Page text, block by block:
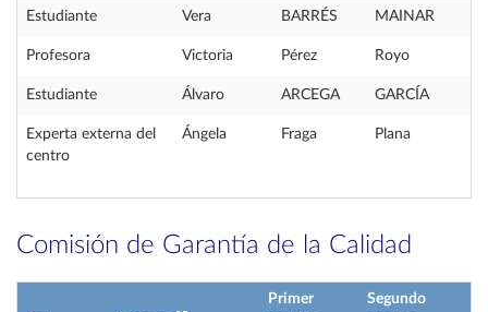
Estudiante Vera BARRÉS MAINAR
Profesora Victoria Pérez Royo
Estudiante Álvaro ARCEGA GARCÍA
Experta externa del
centro
Ángela Fraga Plana
Comisión de Garantía de la Calidad
Primer
Segundo